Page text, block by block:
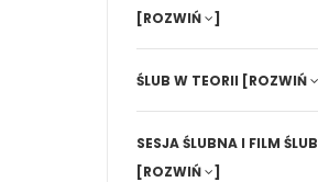
[ROZWIŃ
]
ŚLUB W TEORII [ROZWIŃ
SESJA ŚLUBNA I FILM
[ROZWIŃ
]